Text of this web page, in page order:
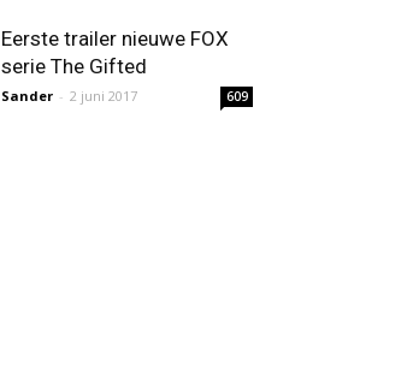
Eerste trailer nieuwe FOX
serie The Gifted
Sander - 2 juni 2017 609